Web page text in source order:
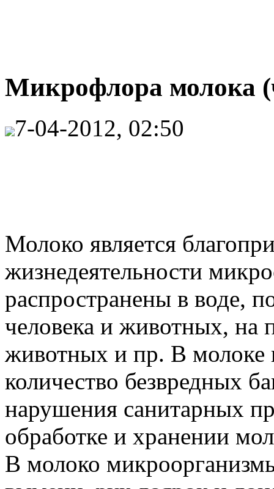
Микрофлора молока
7-04-2012, 02:50
Молоко является
жизнедеятельности
распространены в воде,
человека и животных, на
животных и пр. В молоке
количество безвредных
нарушения санитарных
обработке и хранении
В молоко